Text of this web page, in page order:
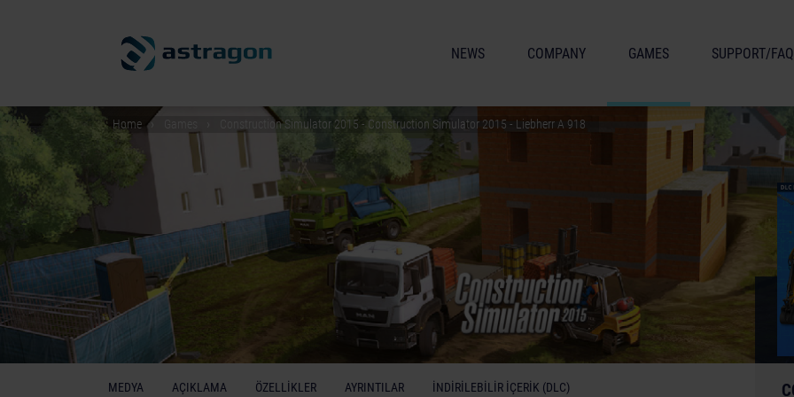
NEWS COMPANY GAMES SUPPORT/FAQ
Home Construction Simulator 2015 - Construction Simulator 2015 - Liebherr A 918
MEDYA AÇIKLAMA ÖZELLIKLER AYRINTILAR İNDIRILEBILIR İÇERIK (DLC)